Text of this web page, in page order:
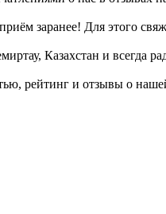
заранее! Для этого
Казахстан и всегда
рейтинг и отзывы о